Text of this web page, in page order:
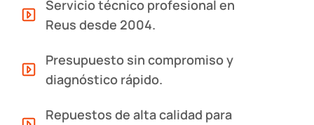
Servicio técnico profesional en
Reus desde 2004.
Presupuesto sin compromiso y
diagnóstico rápido.
Repuestos de alta calidad para